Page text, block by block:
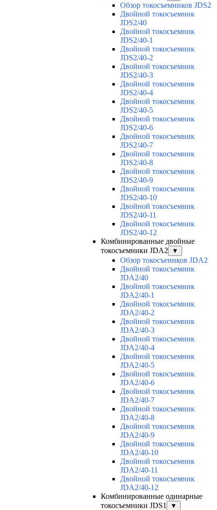
Обзор токосъемников JDS2
Двойной токосъемник
JDS2/40
Двойной токосъемник
JDS2/40-1
Двойной токосъемник
JDS2/40-2
Двойной токосъемник
JDS2/40-3
Двойной токосъемник
JDS2/40-4
Двойной токосъемник
JDS2/40-5
Двойной токосъемник
JDS2/40-6
Двойной токосъемник
JDS2/40-7
Двойной токосъемник
JDS2/40-8
Двойной токосъемник
JDS2/40-9
Двойной токосъемник
JDS2/40-10
Двойной токосъемник
JDS2/40-11
Двойной токосъемник
JDS2/40-12
Комбинированные двойные
токосъемники JDA2
▼
Обзор токосъеников JDA2
Двойной токосъемник
JDA2/40
Двойной токосъемник
JDA2/40-1
Двойной токосъемник
JDA2/40-2
Двойной токосъемник
JDA2/40-3
Двойной токосъемник
JDA2/40-4
Двойной токосъемник
JDA2/40-5
Двойной токосъемник
JDA2/40-6
Двойной токосъемник
JDA2/40-7
Двойной токосъемник
JDA2/40-8
Двойной токосъемник
JDA2/40-9
Двойной токосъемник
JDA2/40-10
Двойной токосъемник
JDA2/40-11
Двойной токосъемник
JDA2/40-12
Комбинированные одинарные
токосъемники JDS1
▼